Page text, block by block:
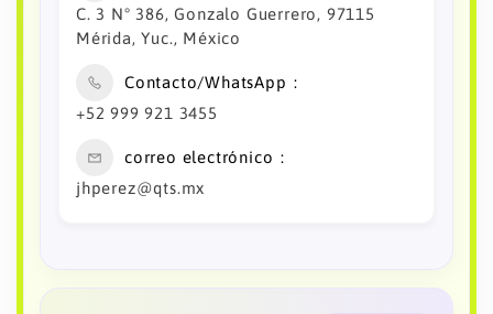
C. 3 N° 386, Gonzalo Guerrero, 97115
Mérida, Yuc., México
Contacto/WhatsApp
+52 999 921 3455
correo electrónico
jhperez@qts.mx